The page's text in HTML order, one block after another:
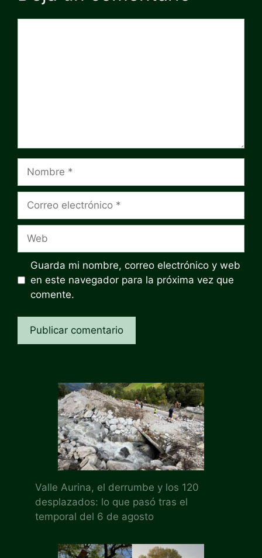
electrónico
Guarda mi nombre, correo electrónico y web
en este navegador para la próxima vez que
comente.
Valle Aurina, el derrumbe y los 120
desplazados: lo que pasó tras el
temporal del 6 de agosto